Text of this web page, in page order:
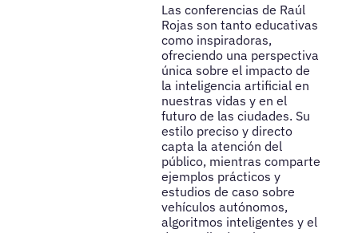
Las conferencias de Raúl
Rojas son tanto educativas
como inspiradoras,
ofreciendo una perspectiva
única sobre el impacto de
la inteligencia artificial en
nuestras vidas y en el
futuro de las ciudades. Su
estilo preciso y directo
capta la atención del
público, mientras comparte
ejemplos prácticos y
estudios de caso sobre
vehículos autónomos,
algoritmos inteligentes y el